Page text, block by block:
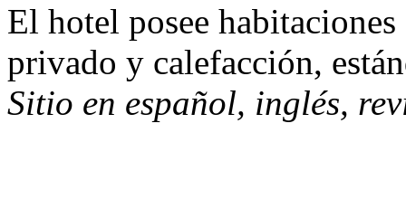
El hotel posee
privado y calefacción,
Sitio en español, inglés,